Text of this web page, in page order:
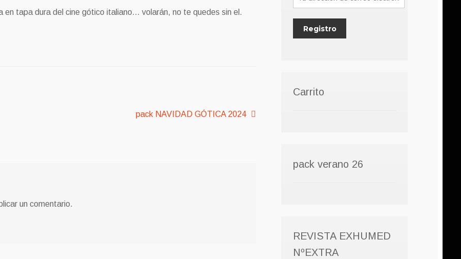
en tapa dura del cine gótico italiano… volarán, no te quedes sin el.
Siguiente:
pack NAVIDAD GÓTICA 2024
un comentario.
Carrito
pack verano 26
REVISTA EXHUMED
NºEXTRA